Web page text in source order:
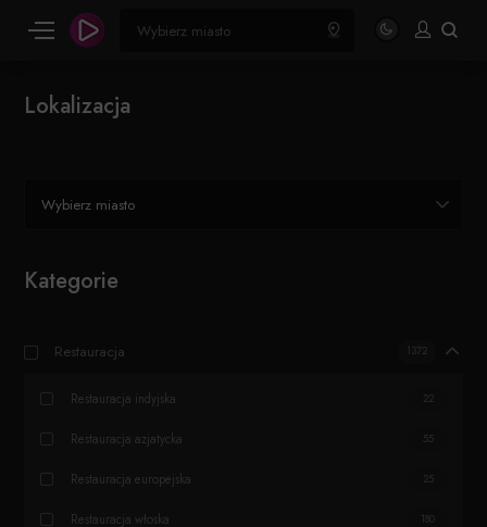
Lokalizacja
Wybierz miasto
Kategorie
Restauracja 1372
Restauracja indyjska 22
Restauracja azjatycka 55
Restauracja europejska 25
Restauracja włoska 180